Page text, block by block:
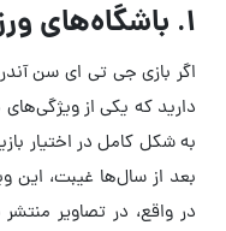
۱. باشگاه‌های ورزشی و تمرین بدنی
اگر بازی جی تی ای سن
دارید که یکی از
به ‌شکل کامل در اختیار
در واقع، در تصاویر